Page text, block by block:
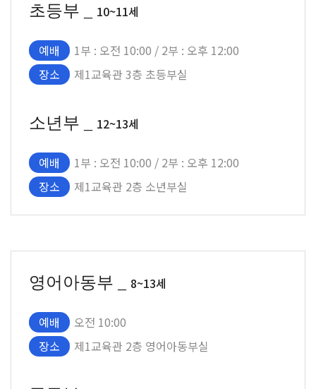
초등부 _ 10~11세
예배
1부 : 오전 10:00 / 2부 : 오후 12:00
장소
제1교육관 3층 초등부실
소년부 _ 12~13세
예배
1부 : 오전 10:00 / 2부 : 오후 12:00
장소
제1교육관 2층 소년부실
영어아동부 _ 8~13세
예배
오전 10:00
장소
제1교육관 2층 영어아동부실